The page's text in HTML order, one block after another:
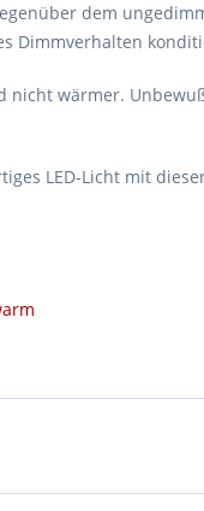
dem
Dimmverhalten
wärmer.
LED-Licht mit